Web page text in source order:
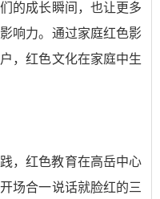
的成长瞬间，也让更多
响力。通过家庭红色影
，红色文化在家庭中生
，红色教育在高岳中心
场合一说话就脸红的三